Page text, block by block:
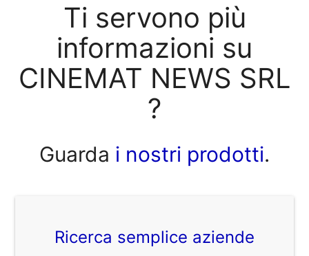
Ti servono più
informazioni su
CINEMAT NEWS SRL
?
Guarda i nostri prodotti.
Ricerca semplice aziende